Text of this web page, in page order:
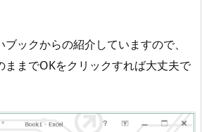
ックからの紹介していますので、
ままでOKをクリックすれば大丈夫で